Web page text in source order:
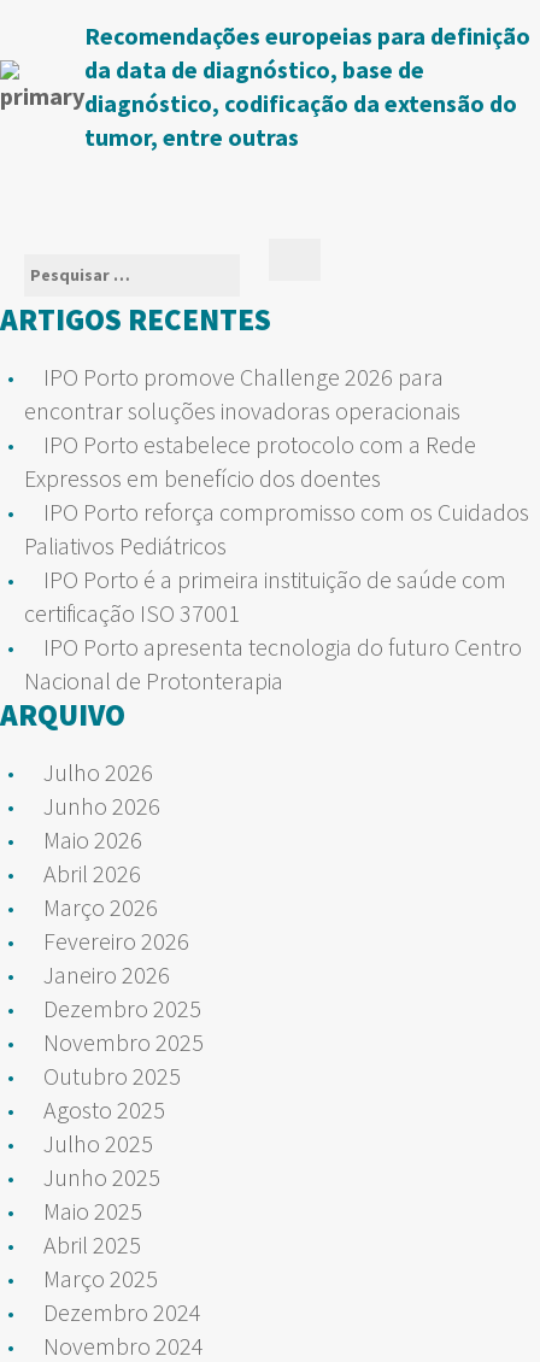
Recomendações europeias para definição
da data de diagnóstico, base de
diagnóstico, codificação da extensão do
tumor, entre outras
Pesquisar
por:
ARTIGOS RECENTES
IPO Porto promove Challenge 2026 para
encontrar soluções inovadoras operacionais
IPO Porto estabelece protocolo com a Rede
Expressos em benefício dos doentes
IPO Porto reforça compromisso com os Cuidados
Paliativos Pediátricos
IPO Porto é a primeira instituição de saúde com
certificação ISO 37001
IPO Porto apresenta tecnologia do futuro Centro
Nacional de Protonterapia
ARQUIVO
Julho 2026
Junho 2026
Maio 2026
Abril 2026
Março 2026
Fevereiro 2026
Janeiro 2026
Dezembro 2025
Novembro 2025
Outubro 2025
Agosto 2025
Julho 2025
Junho 2025
Maio 2025
Abril 2025
Março 2025
Dezembro 2024
Novembro 2024